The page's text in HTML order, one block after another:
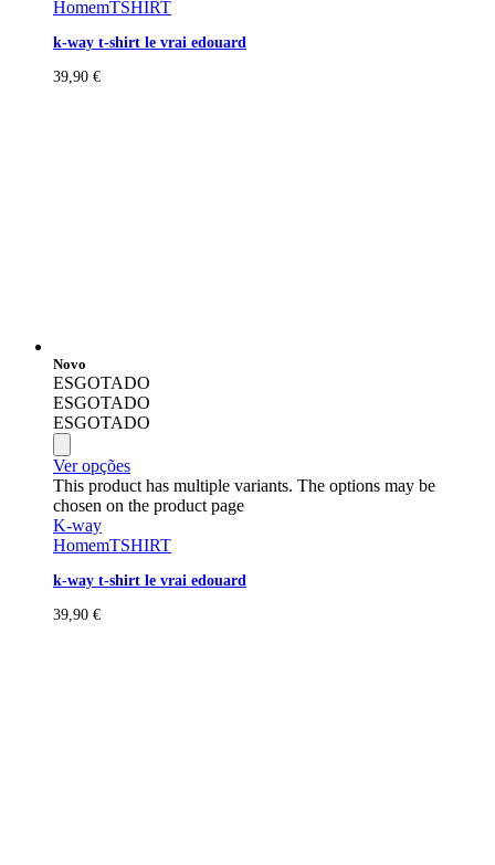
HomemTSHIRT
k-way t-shirt le vrai edouard
39,90 €
Novo
ESGOTADO
ESGOTADO
ESGOTADO
Ver opções
This product has multiple variants. The options may be
chosen on the product page
K-way
HomemTSHIRT
k-way t-shirt le vrai edouard
39,90 €